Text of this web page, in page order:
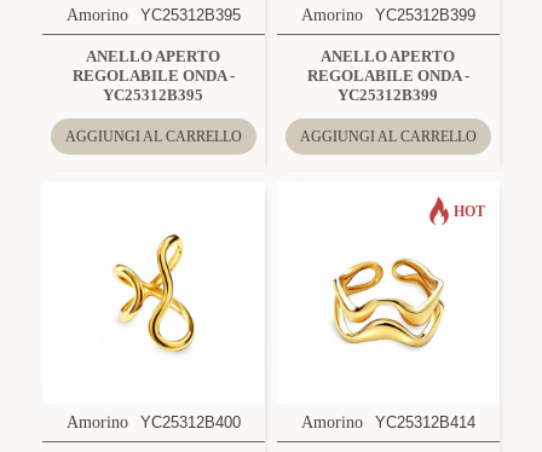
Amorino YC25312B395
ANELLO APERTO
REGOLABILE ONDA -
YC25312B395
AGGIUNGI AL CARRELLO
Amorino YC25312B399
ANELLO APERTO
REGOLABILE ONDA -
YC25312B399
AGGIUNGI AL CARRELLO
Amorino YC25312B400
HOT
Amorino YC25312B414